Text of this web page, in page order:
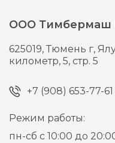
ООО Тимбермаш
625019,Тюмень г,
километр, 5, стр. 5
+7 (908) 653-77-61
Режим работы:
пн-сб с 10:00 до